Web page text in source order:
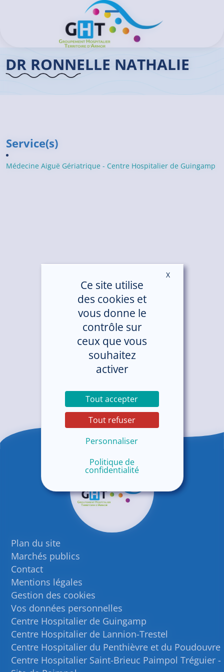
Ouvrir/Fermer le menu
>Dr Nathalie RONNELLE
DR RONNELLE NATHALIE
Service(s)
Médecine Aiguë Gériatrique - Centre Hospitalier de Guingamp
Plan du site
Marchés publics
Contact
Mentions légales
Gestion des cookies
Vos données personnelles
Centre Hospitalier de Guingamp
Centre Hospitalier de Lannion-Trestel
Centre Hospitalier du Penthièvre et du Poudouvre
Centre Hospitalier Saint-Brieuc Paimpol Tréguier -
Panneau de gestion des cookies
Ce site utilise
des cookies et
vous donne le
contrôle sur
ceux que vous
souhaitez
activer
Tout accepter
Tout refuser
Personnaliser
Politique de
confidentialité
XMasquer le